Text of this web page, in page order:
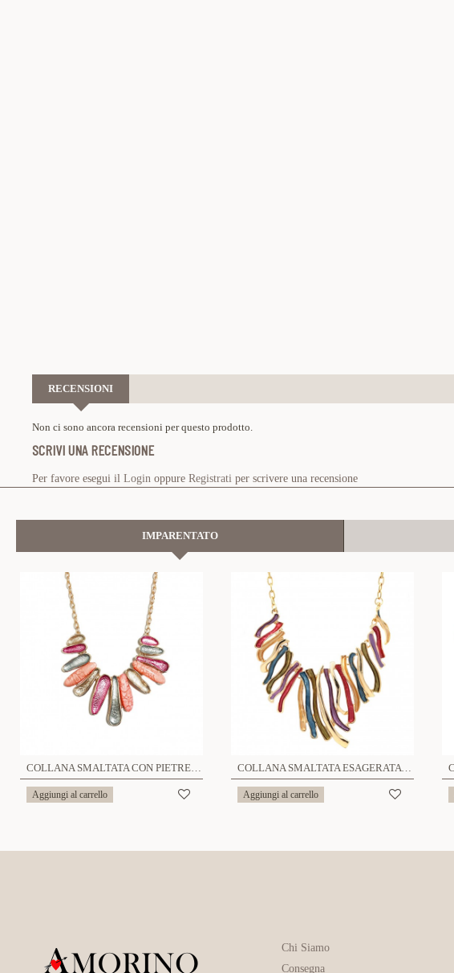
RECENSIONI
Non ci sono ancora recensioni per questo prodotto.
SCRIVI UNA RECENSIONE
Per favore esegui il Login oppure Registrati per scrivere una recensione
IMPARENTATO
COLLANA SMALTATA CON PIETRE - SW231024E118
Aggiungi al carrello
COLLANA SMALTATA ESAGERATA - SW2388E856
Aggiungi al carrello
Chi Siamo
Consegna